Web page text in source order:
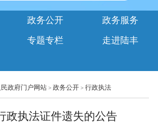
政务公开
政务服务
专题专栏
走进陆丰
政府门户网站 >政务公开 >行政执法
政执法证件遗失的公告